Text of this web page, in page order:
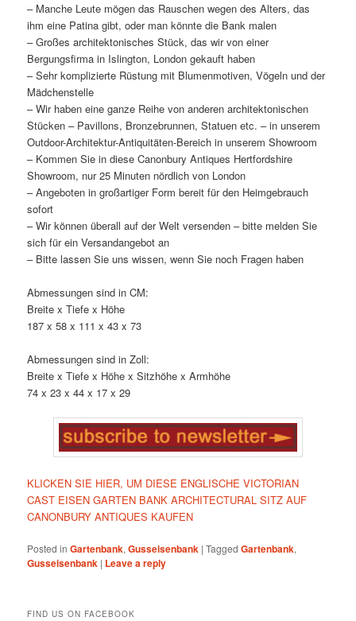
– Manche Leute mögen das Rauschen wegen des Alters, das
ihm eine Patina gibt, oder man könnte die Bank malen
– Großes architektonisches Stück, das wir von einer
Bergungsfirma in Islington, London gekauft haben
– Sehr komplizierte Rüstung mit Blumenmotiven, Vögeln und der
Mädchenstelle
– Wir haben eine ganze Reihe von anderen architektonischen
Stücken – Pavillons, Bronzebrunnen, Statuen etc. – in unserem
Outdoor-Architektur-Antiquitäten-Bereich in unserem Showroom
– Kommen Sie in diese Canonbury Antiques Hertfordshire
Showroom, nur 25 Minuten nördlich von London
– Angeboten in großartiger Form bereit für den Heimgebrauch
sofort
– Wir können überall auf der Welt versenden – bitte melden Sie
sich für ein Versandangebot an
– Bitte lassen Sie uns wissen, wenn Sie noch Fragen haben
Abmessungen sind in CM:
Breite x Tiefe x Höhe
187 x 58 x 111 x 43 x 73
Abmessungen sind in Zoll:
Breite x Tiefe x Höhe x Sitzhöhe x Armhöhe
74 x 23 x 44 x 17 x 29
KLICKEN SIE HIER, UM DIESE ENGLISCHE VICTORIAN
CAST EISEN GARTEN BANK ARCHITECTURAL SITZ AUF
CANONBURY ANTIQUES KAUFEN
Posted in Gartenbank,Gusseisenbank |Tagged Gartenbank,
Gusseisenbank | Leave a reply
FIND US ON FACEBOOK